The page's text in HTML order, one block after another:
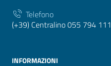
Telefono
(+39) Centralino 055 794 111
INFORMAZIONI